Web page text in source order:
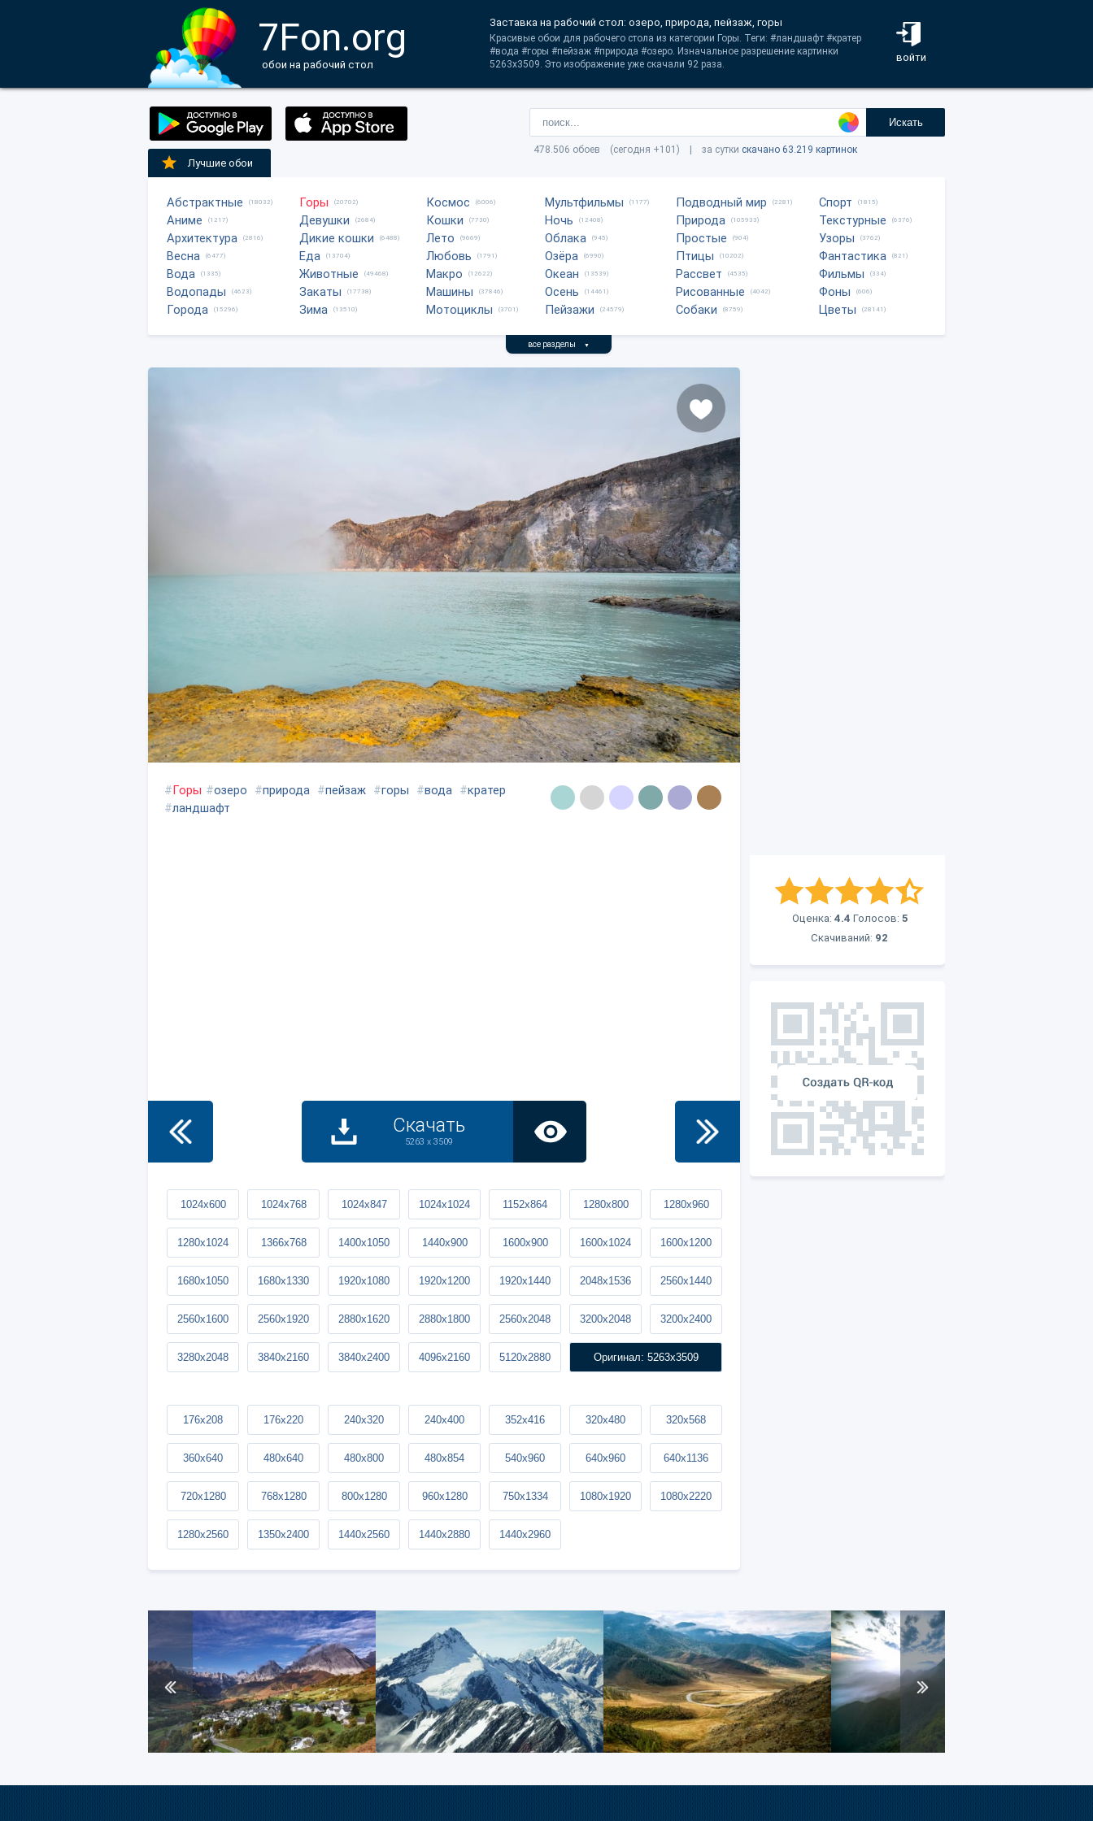
7Fon.org
обои на рабочий стол
войти
Заставка на рабочий стол: озеро, природа, пейзаж, горы
Красивые обои для рабочего стола из категории Горы. Теги: #ландшафт #кратер
#вода #горы #пейзаж #природа #озеро. Изначальное разрешение картинки
5263x3509. Это изображение уже скачали 92 раза.
Искать
478.506 обоев (сегодня +101) | за сутки скачано 63.219 картинок
Лучшие обои
Абстрактные (18032)
Аниме (1217)
Архитектура (2816)
Весна (6477)
Вода (1335)
Водопады (4623)
Города (15296)
Горы (20702)
Девушки (2684)
Дикие кошки (6488)
Еда (13704)
Животные (49468)
Закаты (17738)
Зима (13510)
Космос (6006)
Кошки (7730)
Лето (9669)
Любовь (1791)
Макро (12622)
Машины (37846)
Мотоциклы (3701)
Мультфильмы (1177)
Ночь (12408)
Облака (945)
Озёра (6990)
Океан (13539)
Осень (14461)
Пейзажи (24579)
Подводный мир (2281)
Природа (105933)
Простые (904)
Птицы (10202)
Рассвет (4535)
Рисованные (4042)
Собаки (8759)
Спорт (1815)
Текстурные (6376)
Узоры (3762)
Фантастика (821)
Фильмы (334)
Фоны (606)
Цветы (28141)
все разделы ▼
Оценка: 4.4 Голосов: 5
Скачиваний: 92
#Горы #озеро #природа #пейзаж #горы #вода #кратер
#ландшафт
Скачать
5263 x 3509
1024x600 1024x768 1024x847 1024x1024 1152x864 1280x800 1280x960
1280x1024 1366x768 1400x1050 1440x900 1600x900 1600x1024 1600x1200
1680x1050 1680x1330 1920x1080 1920x1200 1920x1440 2048x1536 2560x1440
2560x1600 2560x1920 2880x1620 2880x1800 2560x2048 3200x2048 3200x2400
3280x2048 3840x2160 3840x2400 4096x2160 5120x2880 Оригинал: 5263x3509
176x208 176x220 240x320 240x400 352x416 320x480 320x568
360x640 480x640 480x800 480x854 540x960 640x960 640x1136
720x1280 768x1280 800x1280 960x1280 750x1334 1080x1920 1080x2220
1280x2560 1350x2400 1440x2560 1440x2880 1440x2960